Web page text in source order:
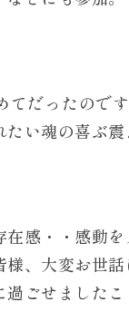
てだったので
い魂の喜ぶ震
在感・・感動
、大変お世話
ごせました